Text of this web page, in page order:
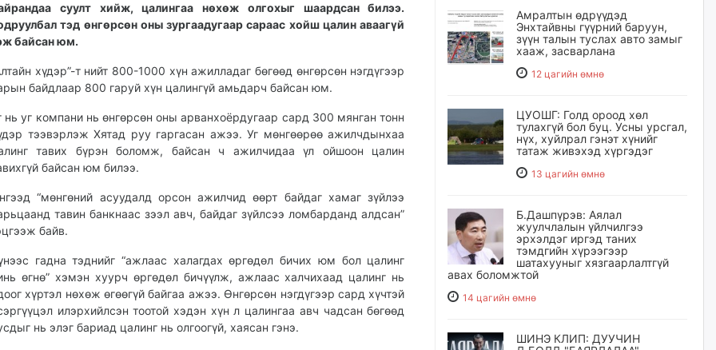
суулт хийж, цалингаа нөхөж олгохыг шаардсан билээ.
тэд өнгөрсөн оны зургаадугаар сараас хойш цалин аваагүй
байсан юм.
хүдэр”-т нийт 800-1000 хүн ажилладаг бөгөөд өнгөрсөн нэгдүгээр
байдлаар 800 гаруй хүн цалингүй амьдарч байсан юм.
нь уг компани нь өнгөрсөн оны арванхоёрдугаар сард 300 мянган тонн
тээвэрлэж Хятад руу гаргасан ажээ. Уг мөнгөөрөө ажилчдынхаа
тавих бүрэн боломж, байсан ч ажилчидаа үл ойшоон цалин
байсан юм билээ.
“мөнгөний асуудалд орсон ажилчид өөрт байдаг хамаг зүйлээ
тавин банкнаас зээл авч, байдаг зүйлсээ ломбарданд алдсан”
байв.
гадна тэднийг “ажлаас халагдах өргөдөл бичих юм бол цалинг
өгнө” хэмэн хуурч өргөдөл бичүүлж, ажлаас халчихаад цалинг нь
хүртэл нөхөж өгөөгүй байгаа ажээ. Өнгөрсөн нэгдүгээр сард хүчтэй
илэрхийлсэн тоотой хэдэн хүн л цалингаа авч чадсан бөгөөд
нь элэг бариад цалинг нь олгоогүй, хаясан гэнэ.
Амралтын өдрүүдэд
Энхтайвны гүүрний баруун,
зүүн талын туслах авто замыг
хааж, засварлана
12 цагийн өмнө
ЦУОШГ: Голд ороод хөл
тулахгүй бол буц. Усны урсгал,
нүх, хуйлрал гэнэт хүнийг
татаж живэхэд хүргэдэг
13 цагийн өмнө
Б.Дашпүрэв: Аялал
жуулчлалын үйлчилгээ
эрхэлдэг иргэд таних
тэмдгийн хүрээгээр
шатахууныг хязгаарлалтгүй
авах боломжтой
14 цагийн өмнө
ШИНЭ КЛИП: ДУУЧИН